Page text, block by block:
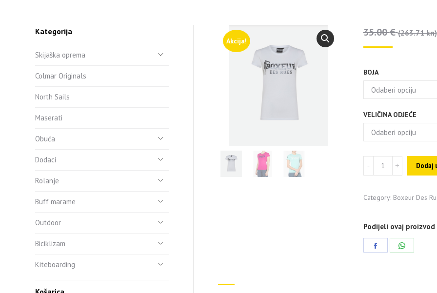
Akcija!
35.00€ (263.71 kn)
BOJA
VELIČINA ODJEĆE
Boxeur
ž.majica
rukav
Dodaj
Category: Boxeur Des
Podijeli ovaj proizvod
Share
Kategorija
Skijaška oprema
Colmar Originals
North Sails
Maserati
Obuća
Dodaci
Rolanje
Buff marame
Outdoor
Biciklizam
Kiteboarding